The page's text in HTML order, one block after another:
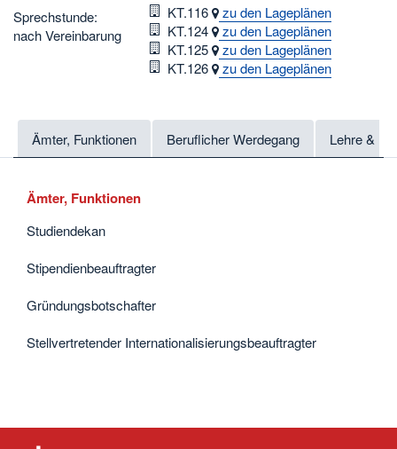
Sprechstunde:
nach Vereinbarung
Raum
KT.116 zu den Lageplänen
Raum
KT.124 zu den Lageplänen
Raum
KT.125 zu den Lageplänen
Raum
KT.126 zu den Lageplänen
Ämter, Funktionen Beruflicher Werdegang Lehre &
Ämter, Funktionen
Studiendekan
Stipendienbeauftragter
Gründungsbotschafter
Stellvertretender Internationalisierungsbeauftragter